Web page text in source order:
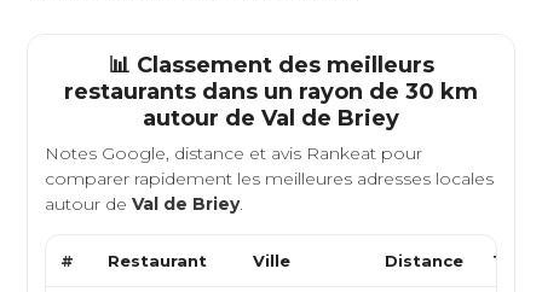
📊 Classement des meilleurs
restaurants dans un rayon de 30 km
autour de Val de Briey
Notes Google, distance et avis Rankeat pour
comparer rapidement les meilleures adresses locales
autour deVal de Briey.
# Restaurant Ville Distance Type